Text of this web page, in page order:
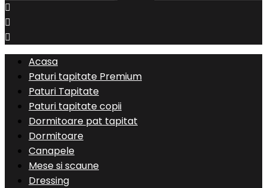



Acasa
Paturi tapitate Premium
Paturi Tapitate
Paturi tapitate copii
Dormitoare pat tapitat
Dormitoare
Canapele
Mese si scaune
Dressing